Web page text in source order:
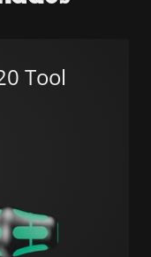
Tool